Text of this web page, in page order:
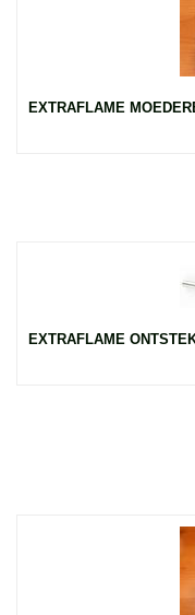
EXTRAFLAME
EXTRAFLAME